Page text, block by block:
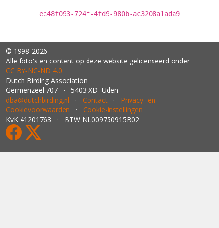
ec48f093-724f-4fd9-980b-ac3208a1ada9
© 1998-2026
Alle foto's en content op deze website gelicenseerd onder
CC BY‑NC‑ND 4.0
Dutch Birding Association
Germenzeel 707 · 5403 XD Uden
dba@dutchbirding.nl · Contact · Privacy- en
Cookievoorwaarden · Cookie-instellingen
KvK 41201763 · BTW NL009750915B02